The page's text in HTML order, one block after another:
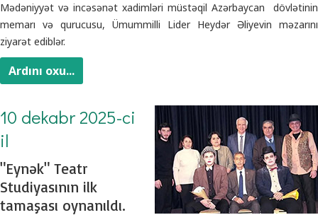
Mədəniyyət və incəsənət xadimləri müstəqil Azərbaycan dövlətinin
memarı və qurucusu, Ümummilli Lider Heydər Əliyevin məzarını
ziyarət ediblər.
Ardını oxu...
10 dekabr 2025-ci
il
"Eynək" Teatr
Studiyasının ilk
tamaşası oynanıldı.